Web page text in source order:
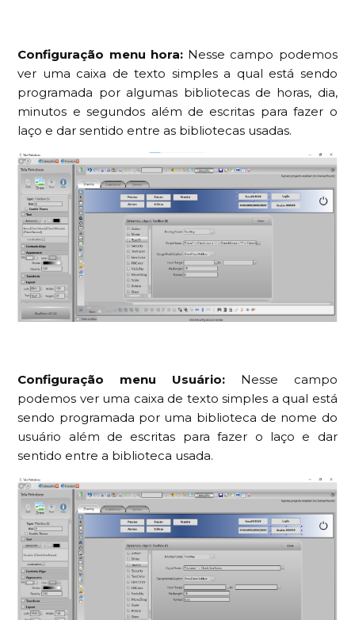
Configuração menu hora:Nesse campo podemos
ver uma caixa de texto simples a qual está sendo
programada por algumas bibliotecas de horas, dia,
minutos e segundos além de escritas para fazer o
laço e dar sentido entre as bibliotecas usadas.
Configuração menu Usuário: Nesse campo
podemos ver uma caixa de texto simples a qual está
sendo programada por uma biblioteca de nome do
usuário além de escritas para fazer o laço e dar
sentido entre a biblioteca usada.